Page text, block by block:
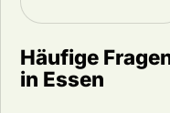
Häufige
in Essen